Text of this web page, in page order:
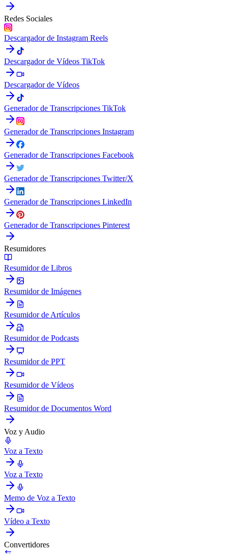
Redes Sociales
Descargador de Instagram Reels
Descargador de Vídeos TikTok
Descargador de Vídeos
Generador de Transcripciones TikTok
Generador de Transcripciones Instagram
Generador de Transcripciones Facebook
Generador de Transcripciones Twitter/X
Generador de Transcripciones LinkedIn
Generador de Transcripciones Pinterest
Resumidores
Resumidor de Libros
Resumidor de Imágenes
Resumidor de Artículos
Resumidor de Podcasts
Resumidor de PPT
Resumidor de Vídeos
Resumidor de Documentos Word
Voz y Audio
Voz a Texto
Voz a Texto
Memo de Voz a Texto
Vídeo a Texto
Convertidores